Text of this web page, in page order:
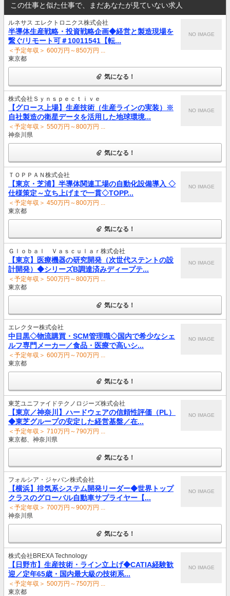
この仕事と似た仕事で、まだあなたが見ていない求人
ルネサス エレクトロニクス株式会社
半導体生産戦略・投資戦略企画◆経営と製造現場を
繋ぐ/リモート可＃10011541【転...
＜予定年収＞ 600万円～850万円 ...
東京都
NO IMAGE
気になる！
株式会社Ｓｙｎｓｐｅｃｔｉｖｅ
【グロース上場】生産技術（生産ラインの実装）※
自社製造の衛星データを活用した地球環境...
＜予定年収＞ 550万円～800万円 ...
神奈川県
NO IMAGE
気になる！
ＴＯＰＰＡＮ株式会社
【東京・芝浦】半導体関連工場の自動化設備導入 ◇
仕様策定～立ち上げまで一貫◇TOPP...
＜予定年収＞ 450万円～800万円 ...
東京都
NO IMAGE
気になる！
Ｇｌｏｂａｌ Ｖａｓｃｕｌａｒ株式会社
【東京】医療機器の研究開発（次世代ステントの設
計開発）◆シリーズB調達済みディープテ...
＜予定年収＞ 500万円～800万円 ...
東京都
NO IMAGE
気になる！
エレクター株式会社
中目黒◇物流購買・SCM管理職◇国内で希少なシェ
ルフ専門メーカー／食品・医療で高いシ...
＜予定年収＞ 600万円～700万円 ...
東京都
NO IMAGE
気になる！
東芝ユニファイドテクノロジーズ株式会社
【東京／神奈川】ハードウェアの信頼性評価（PL）
◆東芝グループの安定した経営基盤／在...
＜予定年収＞ 710万円～790万円 ...
東京都、神奈川県
NO IMAGE
気になる！
フォルシア・ジャパン株式会社
【横浜】排気系システム開発リーダー◆世界トップ
クラスのグローバル自動車サプライヤー【...
＜予定年収＞ 700万円～900万円 ...
神奈川県
NO IMAGE
気になる！
株式会社BREXA Technology
【日野市】生産技術・ライン立上げ◆CATIA経験歓
迎／定年65歳・国内最大級の技術系...
＜予定年収＞ 500万円～750万円 ...
東京都
NO IMAGE